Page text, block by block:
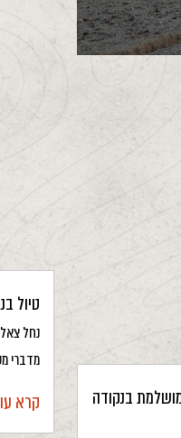
בנקודה
טיול
נחל
מדברי
קרא